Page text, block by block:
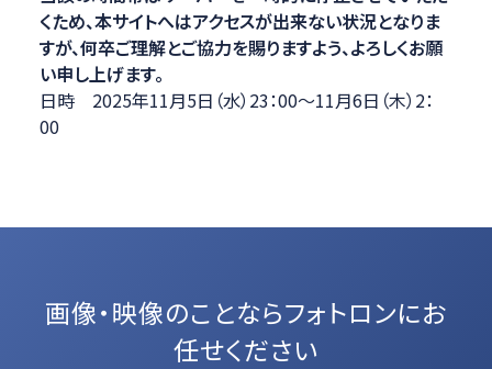
くため、本サイトへはアクセスが出来ない状況となりま
すが、何卒ご理解とご協力を賜りますよう、よろしくお願
い申し上げます。
日時 2025年11月5日（水）23：00～11月6日（木）2：
00
画像・映像のことならフォトロンにお
任せください